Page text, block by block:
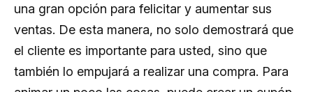
una gran opción para felicitar y aumentar sus
ventas. De esta manera, no solo demostrará que
el cliente es importante para usted, sino que
también lo empujará a realizar una compra. Para